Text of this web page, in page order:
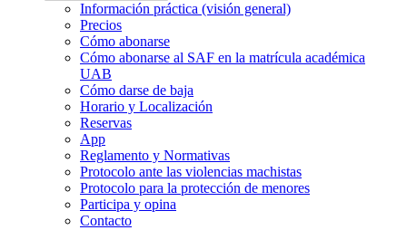
Información práctica (visión general)
Precios
Cómo abonarse
Cómo abonarse al SAF en la matrícula académica
UAB
Cómo darse de baja
Horario y Localización
Reservas
App
Reglamento y Normativas
Protocolo ante las violencias machistas
Protocolo para la protección de menores
Participa y opina
Contacto